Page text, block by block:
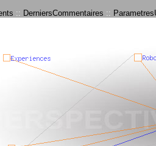
:: DerniersCommentaires ::